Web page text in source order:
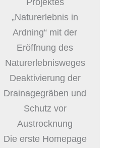
„Naturerlebnis in
Ardning“ mit der
Eröffnung des
Naturerlebnisweges
Deaktivierung der
Drainagegräben und
Schutz vor
Austrocknung
Die erste Homepage